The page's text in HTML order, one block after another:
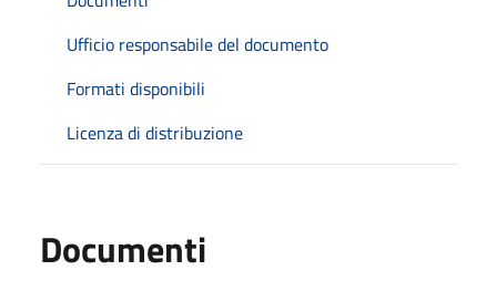
Ufficio responsabile del documento
Formati disponibili
Licenza di distribuzione
Documenti